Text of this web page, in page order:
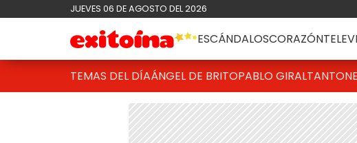
JUEVES 06 DE AGOSTO DEL 2026
ESCÁNDALOSCORAZÓN
TEMAS DEL DÍAÁNGEL DE BRITOPABLO GIRALT